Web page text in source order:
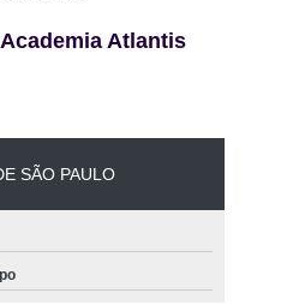
Atlantis
SÃO PAULO